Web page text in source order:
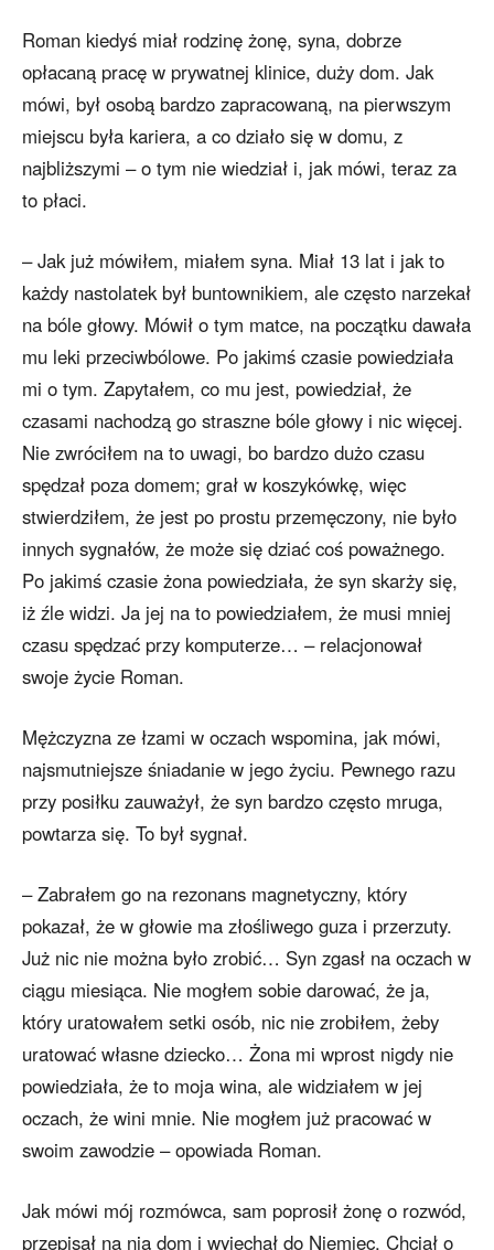
Roman kiedyś miał rodzinę żonę, syna, dobrze
opłacaną pracę w prywatnej klinice, duży dom. Jak
mówi, był osobą bardzo zapracowaną, na pierwszym
miejscu była kariera, a co działo się w domu, z
najbliższymi – o tym nie wiedział i, jak mówi, teraz za
to płaci.
– Jak już mówiłem, miałem syna. Miał 13 lat i jak to
każdy nastolatek był buntownikiem, ale często narzekał
na bóle głowy. Mówił o tym matce, na początku dawała
mu leki przeciwbólowe. Po jakimś czasie powiedziała
mi o tym. Zapytałem, co mu jest, powiedział, że
czasami nachodzą go straszne bóle głowy i nic więcej.
Nie zwróciłem na to uwagi, bo bardzo dużo czasu
spędzał poza domem; grał w koszykówkę, więc
stwierdziłem, że jest po prostu przemęczony, nie było
innych sygnałów, że może się dziać coś poważnego.
Po jakimś czasie żona powiedziała, że syn skarży się,
iż źle widzi. Ja jej na to powiedziałem, że musi mniej
czasu spędzać przy komputerze… – relacjonował
swoje życie Roman.
Mężczyzna ze łzami w oczach wspomina, jak mówi,
najsmutniejsze śniadanie w jego życiu. Pewnego razu
przy posiłku zauważył, że syn bardzo często mruga,
powtarza się. To był sygnał.
– Zabrałem go na rezonans magnetyczny, który
pokazał, że w głowie ma złośliwego guza i przerzuty.
Już nic nie można było zrobić… Syn zgasł na oczach w
ciągu miesiąca. Nie mogłem sobie darować, że ja,
który uratowałem setki osób, nic nie zrobiłem, żeby
uratować własne dziecko… Żona mi wprost nigdy nie
powiedziała, że to moja wina, ale widziałem w jej
oczach, że wini mnie. Nie mogłem już pracować w
swoim zawodzie – opowiada Roman.
Jak mówi mój rozmówca, sam poprosił żonę o rozwód,
przepisał na nią dom i wyjechał do Niemiec. Chciał o